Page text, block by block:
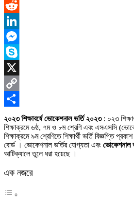
WhatsApp
Reddit
LinkedIn
Messenger
Skype
X
Copy
২০২৩ শিক্ষাবর্ষে ভোকেশনাল ভর্তি ২০২৩: ০২৩
শিক্ষাক্রমে ৬ষ্ঠ, ৭ম ও ৮ম শ্রেণি এবং এসএসসি
শিক্ষাক্রমে ৯ম শ্রেণিতে শিক্ষার্থী ভর্তি বিজ্ঞপ্তি
বোর্ড । ভোকেশনাল ভর্তির যোগ্যতা এবং ভোকেশনাল
আটিক্যালে তুলে ধরা হয়েছে ।
এক নজরে